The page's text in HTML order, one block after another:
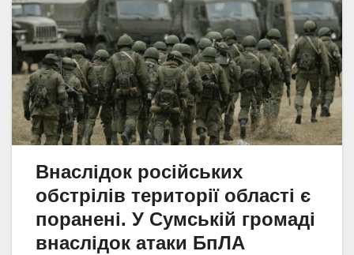
Внаслідок російських
обстрілів території області є
поранені. У Сумській громаді
внаслідок атаки БпЛА